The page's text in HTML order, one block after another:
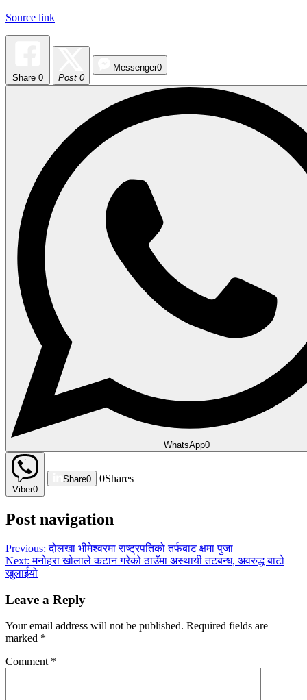
Source link
Share 0 Post 0
Messenger0
WhatsApp0
Viber0
Share0 0Shares
Post navigation
Previous: दोलखा भीमेश्वरमा राष्ट्रपतिको तर्फबाट क्षमा पुजा
Next: मनोहरा खोलाले कटान गरेको ठाउँमा अस्थायी तटबन्ध, अवरुद्ध बाटो
खुलाईयो
Leave a Reply
Your email address will not be published. Required fields are
marked *
Comment *